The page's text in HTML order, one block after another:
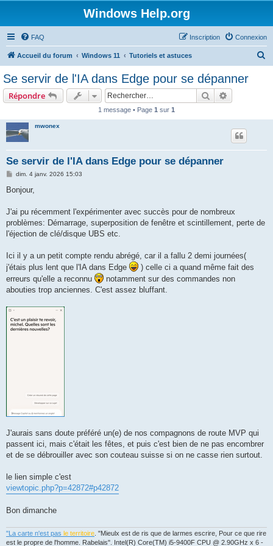
Windows Help.org
FAQ Connexion
Inscription
Accueil du forum Windows 11 Tutoriels et astuces
Se servir de l'IA dans Edge pour se dépanner
Répondre Rechercher
1 message • Page 1 sur 1
mwonex
Se servir de l'IA dans Edge pour se dépanner
M
s
g
dim. 4 janv. 2026 15:03
Bonjour,
J'ai pu récemment l'expérimenter avec succès pour de nombreux
problèmes: Démarrage, superposition de fenêtre et scintillement, perte de
l'éjection de clé/disque UBS etc.
Ici il y a un petit compte rendu abrégé, car il a fallu 2 demi journées(
j'étais plus lent que l'IA dans Edge
) celle ci a quand même fait des
erreurs qu'elle a reconnu
notamment sur des commandes non
abouties trop anciennes. C'est assez bluffant.
J'aurais sans doute préféré un(e) de nos compagnons de route MVP qui
passent ici, mais c'était les fêtes, et puis c'est bien de ne pas encombrer
et de se débrouiller avec son couteau suisse si on ne casse rien surtout.
le lien simple c'est
viewtopic.php?p=42872#p42872
Bon dimanche
"La carte n'est pas le territoire . "Mieulx est de ris que de larmes escrire, Pour ce que rire
est le propre de l'homme. Rabelais". Intel(R) Core(TM) i5-9400F CPU @ 2.90GHz x 6 -